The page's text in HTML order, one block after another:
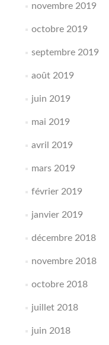
novembre 2019
octobre 2019
septembre 2019
août 2019
juin 2019
mai 2019
avril 2019
mars 2019
février 2019
janvier 2019
décembre 2018
novembre 2018
octobre 2018
juillet 2018
juin 2018